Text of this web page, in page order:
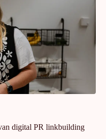
digital PR linkbuilding